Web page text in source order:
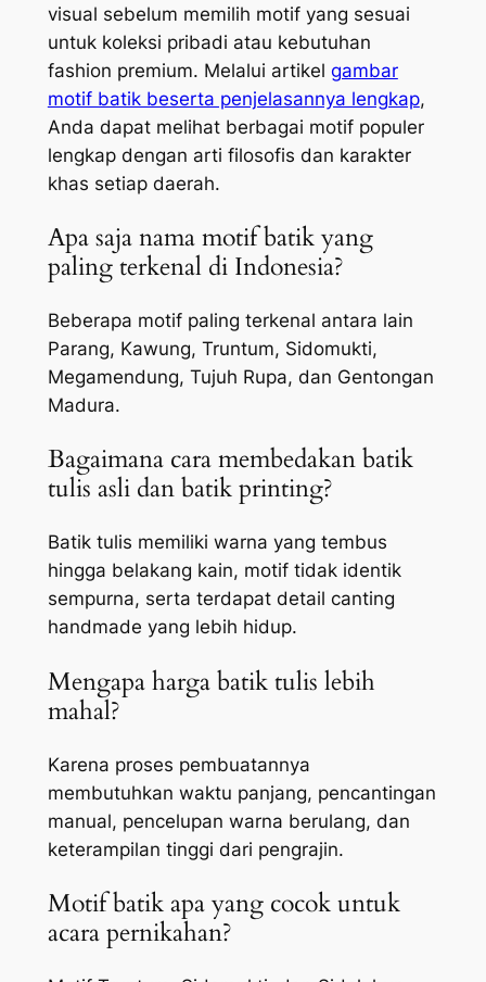
visual sebelum memilih motif yang sesuai
untuk koleksi pribadi atau kebutuhan
fashion premium. Melalui artikel gambar
motif batik beserta penjelasannya lengkap,
Anda dapat melihat berbagai motif populer
lengkap dengan arti filosofis dan karakter
khas setiap daerah.
Apa saja nama motif batik yang
paling terkenal di Indonesia?
Beberapa motif paling terkenal antara lain
Parang, Kawung, Truntum, Sidomukti,
Megamendung, Tujuh Rupa, dan Gentongan
Madura.
Bagaimana cara membedakan batik
tulis asli dan batik printing?
Batik tulis memiliki warna yang tembus
hingga belakang kain, motif tidak identik
sempurna, serta terdapat detail canting
handmade yang lebih hidup.
Mengapa harga batik tulis lebih
mahal?
Karena proses pembuatannya
membutuhkan waktu panjang, pencantingan
manual, pencelupan warna berulang, dan
keterampilan tinggi dari pengrajin.
Motif batik apa yang cocok untuk
acara pernikahan?